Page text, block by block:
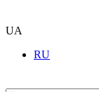
UA
RU